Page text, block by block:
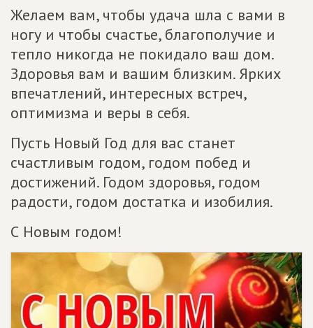
Желаем вам, чтобы удача шла с вами в
ногу и чтобы счастье, благополучие и
тепло никогда не покидало ваш дом.
Здоровья вам и вашим близким. Ярких
впечатлений, интересных встреч,
оптимизма и веры в себя.
Пусть Новый Год для вас станет
счастливым годом, годом побед и
достижений. Годом здоровья, годом
радости, годом достатка и изобилия.
С Новым годом!